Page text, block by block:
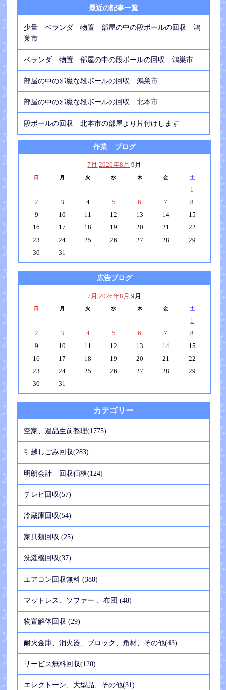
最近の記事一覧
少量 ベランダ 物置 部屋の中の段ボールの回収 鴻
巣市
ベランダ 物置 部屋の中の段ボールの回収 鴻巣市
部屋の中の邪魔な段ボールの回収 鴻巣市
部屋の中の邪魔な段ボールの回収 北本市
段ボールの回収 北本市の部屋より片付けします
作業 ブログ
7月 2026年8月 9月
日 月 火 水 木 金 土
1
2
3 4 5 6 7
8
9
10 11 12 13 14
15
16
17 18 19 20 21
22
23
24 25 26 27 28
29
30
31
広告ブログ
7月 2026年8月 9月
日 月 火 水 木 金 土
1
2
3 4 5 6 7
8
9
10 11 12 13 14
15
16
17 18 19 20 21
22
23
24 25 26 27 28
29
30
31
カテゴリー
空家、遺品生前整理(1775)
引越しごみ回収(283)
明朗会計 回収価格(124)
テレビ回収(57)
冷蔵庫回収(54)
家具類回収 (25)
洗濯機回収(37)
エアコン回収無料 (388)
マットレス、ソファー 、布団 (48)
物置解体回収 (29)
耐火金庫、消火器、ブロック、角材、その他(43)
サービス無料回収(120)
エレクトーン、大型品、その他(31)